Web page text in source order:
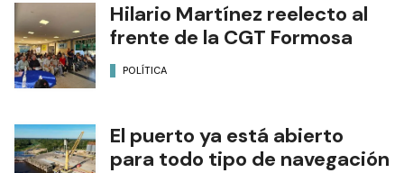
Hilario Martínez reelecto al
frente de la CGT Formosa
POLÍTICA
El puerto ya está abierto
para todo tipo de navegación